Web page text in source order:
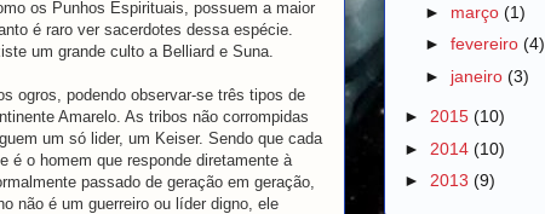
os Punhos Espirituais, possuem a maior
é raro ver sacerdotes dessa espécie.
um grande culto a Belliard e Suna.
ogros, podendo observar-se três tipos de
Amarelo. As tribos não corrompidas
um só lider, um Keiser. Sendo que cada
é o homem que responde diretamente à
passado de geração em geração,
não é um guerreiro ou líder digno, ele
► março (1)
► fevereiro (4)
► janeiro (3)
► 2015 (10)
► 2014 (10)
► 2013 (9)